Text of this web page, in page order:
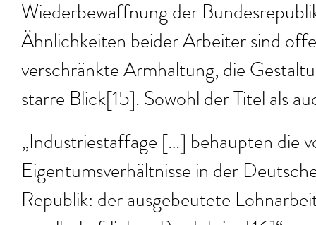
Wiederbewaffnung der
Ähnlichkeiten beider Arbeiter sind
verschränkte Armhaltung, die
starre Blick[15]. Sowohl der Titel als
„Industriestaffage […] behaupten die
Eigentumsverhältnisse in der
Republik: der ausgebeutete